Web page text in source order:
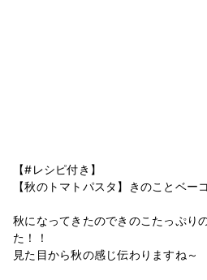
【#レシピ付き】
【秋のトマトパスタ】きのことベー
秋になってきたのできのこたっぷり
た！！
見た目から秋の感じ伝わりますね～